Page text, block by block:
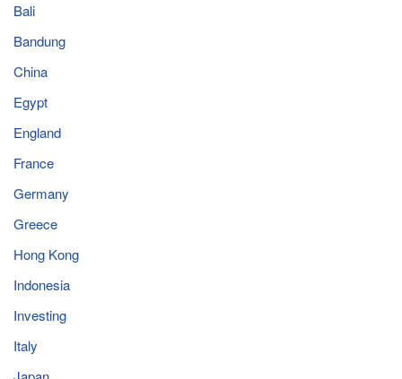
Bali
Bandung
China
Egypt
England
France
Germany
Greece
Hong Kong
Indonesia
Investing
Italy